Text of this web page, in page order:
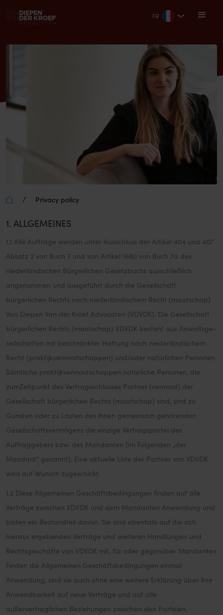
FR
Privacy policy
/ Privacy policy
1. ALLGEMEINES
1.1 Alle Aufträge werden unter Ausschluss der Artikel 404 und 407
Absatz 2 von Buch 7 und von Artikel 1680 von Buch 7a des
niederländischen Bürgerlichen Gesetzbuchs ausschließlich
angenommen und ausgeführt durch die Gesellschaft
bürgerlichen Rechts nach niederländischem Recht (maatschap)
Van Diepen Van der Kroef Advocaten (VDVDK). Die Gesellschaft
bürgerlichen Rechts (maatschap) VDVDK besteht aus Anwaltsge-
sellschaften mit beschränkter Haftung nach niederländischem
Recht (praktijkvennootschappen) und/oder natürlichen Personen.
Sämtliche praktijkvennootschappen natürliche Personen, die
zumZeitpunkt des Vertragsschlusses Partner (vennoot) der
Gesellschaft bürgerlichen Rechts (maatschap) sind, sind zu
Gunsten oder zu Lasten des ihnen gemeinsam gehörenden
Gesellschaftsvermögens die einzige Vertragspartei des
Auftraggebers bzw. des Mandanten (im Folgenden „der
Mandant“ genannt). Eine aktuelle Liste der Partner von VDVDK
wird auf Wunsch zugeschickt.
1.2 Diese Allgemeinen Geschäftsbedingungen finden auf alle
Verträge zwischen VDVDK und dem Mandanten Anwendung und
bilden ein Bestandteil davon. Sie sind ebenfalls auf die sich
hieraus ergebenden Verträge und weiteren Handlungen und
Rechtsgeschäfte von VDVDK mit, für oder gegenüber Mandanten
Finden die Allgemeinen Geschäftsbedingungen einmal
Anwendung, sind sie auch ohne eine weitere Erklärung über ihre
Anwendbarkeit auf neue Verträge und auf alle
außervertraglichen Beziehungen zwischen den Parteien,